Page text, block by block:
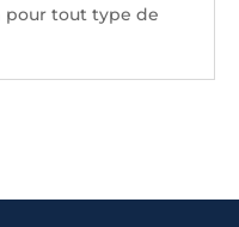
pour tout type de